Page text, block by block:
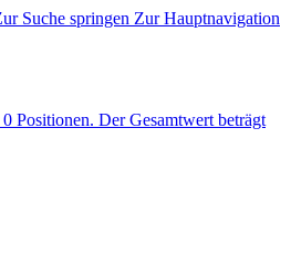
Suche springen Zur Hauptnavigation
Positionen. Der Gesamtwert beträgt